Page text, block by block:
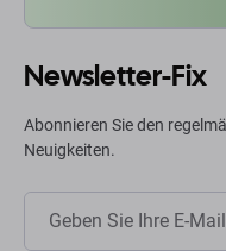
Newsletter-Fix
Abonnieren Sie den
Neuigkeiten.